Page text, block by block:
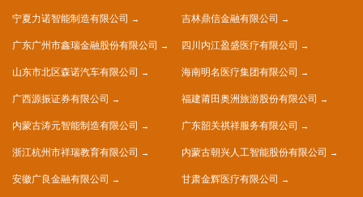
宁夏力诺智能制造有限公司 吉林鼎信金融有限公司
广东广州市鑫瑞金融股份有限公司 四川内江盈盛医疗有限公司
山东市北区森诺汽车有限公司 海南明名医疗集团有限公司
广西源振证券有限公司 福建莆田奥洲旅游股份有限公司
内蒙古涛元智能制造有限公司 广东韶关祺祥服务有限公司
浙江杭州市祥瑞教育有限公司 内蒙古朝兴人工智能股份有限公司
安徽广良金融有限公司 甘肃金辉医疗有限公司